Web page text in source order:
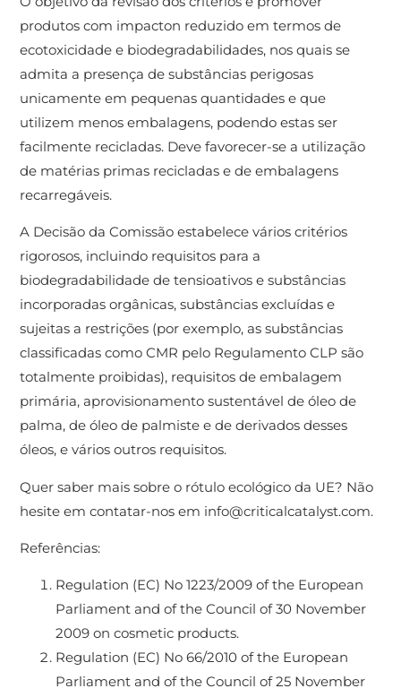
produtos com impacton reduzido em termos de
ecotoxicidade e biodegradabilidades, nos quais se
admita a presença de substâncias perigosas
unicamente em pequenas quantidades e que
utilizem menos embalagens, podendo estas ser
facilmente recicladas. Deve favorecer-se a utilização
de matérias primas recicladas e de embalagens
recarregáveis.
A Decisão da Comissão estabelece vários critérios
rigorosos, incluindo requisitos para a
biodegradabilidade de tensioativos e substâncias
incorporadas orgânicas, substâncias excluídas e
sujeitas a restrições (por exemplo, as substâncias
classificadas como CMR pelo Regulamento CLP são
totalmente proibidas), requisitos de embalagem
primária, aprovisionamento sustentável de óleo de
palma, de óleo de palmiste e de derivados desses
óleos, e vários outros requisitos.
Quer saber mais sobre o rótulo ecológico da UE? Não
hesite em contatar-nos em info@criticalcatalyst.com.
Referências:
Regulation (EC) No 1223/2009 of the European
Parliament and of the Council of 30 November
2009 on cosmetic products.
Regulation (EC) No 66/2010 of the European
Parliament and of the Council of 25 November